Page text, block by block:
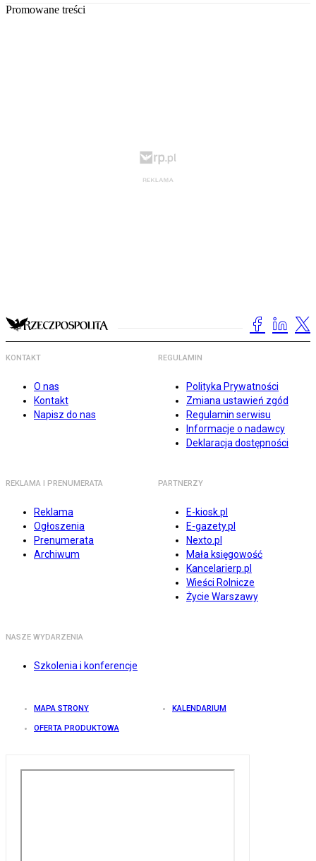
Promowane treści
KONTAKT
O nas
Kontakt
Napisz do nas
REGULAMIN
Polityka Prywatności
Zmiana ustawień zgód
Regulamin serwisu
Informacje o nadawcy
Deklaracja dostępności
REKLAMA I PRENUMERATA
Reklama
Ogłoszenia
Prenumerata
Archiwum
PARTNERZY
E-kiosk.pl
E-gazety.pl
Nexto.pl
Mała księgowość
Kancelarierp.pl
Wieści Rolnicze
Życie Warszawy
NASZE WYDARZENIA
Szkolenia i konferencje
MAPA STRONY KALENDARIUM
OFERTA PRODUKTOWA